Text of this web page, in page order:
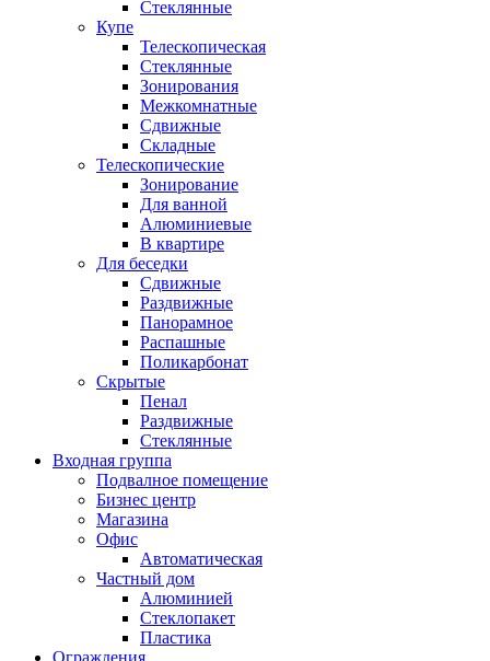
Стеклянные
Купе
Телескопическая
Стеклянные
Зонирования
Межкомнатные
Сдвижные
Складные
Телескопические
Зонирование
Для ванной
Алюминиевые
В квартире
Для беседки
Сдвижные
Раздвижные
Панорамное
Распашные
Поликарбонат
Скрытые
Пенал
Раздвижные
Стеклянные
Входная группа
Подвалное помещение
Бизнес центр
Магазина
Офис
Автоматическая
Частный дом
Алюминией
Стеклопакет
Пластика
Ограждения